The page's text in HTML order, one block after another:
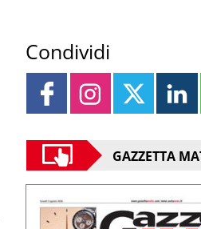
Condividi
GAZZETTA